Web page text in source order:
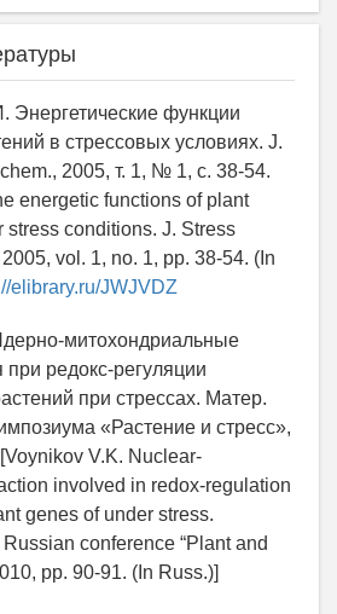
Энергетические функции
в стрессовых условиях. J.
2005, т. 1, № 1, с. 38-54.
energetic functions of plant
stress conditions. J. Stress
vol. 1, no. 1, pp. 38-54. (In
elibrary.ru/JWJVDZ
митохондриальные
редокс-регуляции
при стрессах. Матер.
«Растение и стресс»,
V.K. Nuclear-
involved in redox-regulation
genes of under stress.
conference “Plant and
pp. 90-91. (In Russ.)]